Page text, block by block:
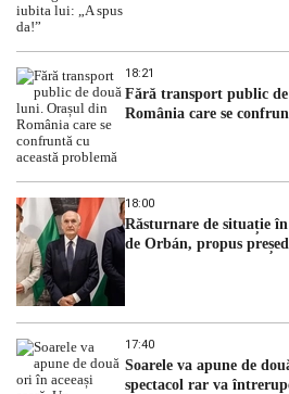
18:21
Fără transport public
România care se
18:00
Răsturnare de situație
de Orbán, propus
17:40
Soarele va apune de
spectacol rar va